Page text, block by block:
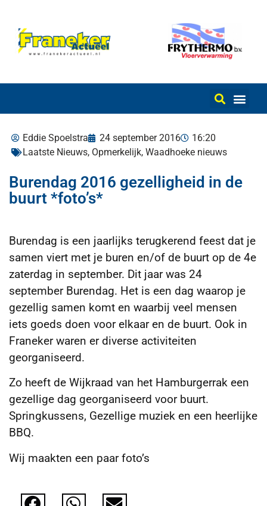
Eddie Spoelstra 24 september 2016
16:20
Laatste Nieuws, Opmerkelijk, Waadhoeke nieuws
Burendag 2016 gezelligheid in de
buurt *foto’s*
Burendag is een jaarlijks terugkerend feest dat je
samen viert met je buren en/of de buurt op de 4e
zaterdag in september. Dit jaar was 24
september Burendag. Het is een dag waarop je
gezellig samen komt en waarbij veel mensen
iets goeds doen voor elkaar en de buurt. Ook in
Franekerwaren er diverse activiteiten
georganiseerd.
Zo heeft de Wijkraad van het Hamburgerrak een
gezellige dag georganiseerd voor buurt.
Springkussens, Gezellige muziek en een heerlijke
BBQ.
Wij maakten een paar foto’s